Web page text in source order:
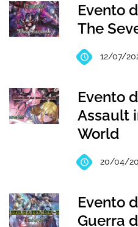
Evento
The
12/07/
Evento
Assault
World
20/04/
Evento
Guerra